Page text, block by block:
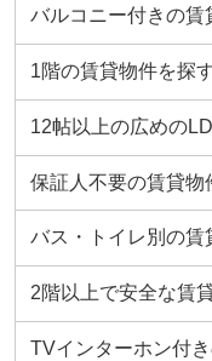
バルコニー付きの賃
1階の賃貸物件を探
12帖以上の広めの
保証人不要の賃貸物
バス・トイレ別の賃
2階以上で安全な賃
TVインターホン付